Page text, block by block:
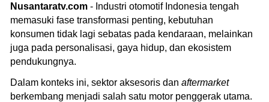
Nusantaratv.com - Industri otomotif Indonesia tengah
memasuki fase transformasi penting, kebutuhan
konsumen tidak lagi sebatas pada kendaraan, melainkan
juga pada personalisasi, gaya hidup, dan ekosistem
pendukungnya.
Dalam konteks ini, sektor aksesoris dan aftermarket
berkembang menjadi salah satu motor penggerak utama.